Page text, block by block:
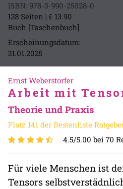
ISBN: 978-3-990-25028-0
128 Seiten | € 13.90
Buch [Taschenbuch]
Erscheinungsdatum:
31.01.2025
Ernst Weberstorfer
Arbeit mit
Theorie und Praxis
Platz 141 der Bestenliste
4.5/5.00 bei 70
Für viele Menschen ist
Tensors